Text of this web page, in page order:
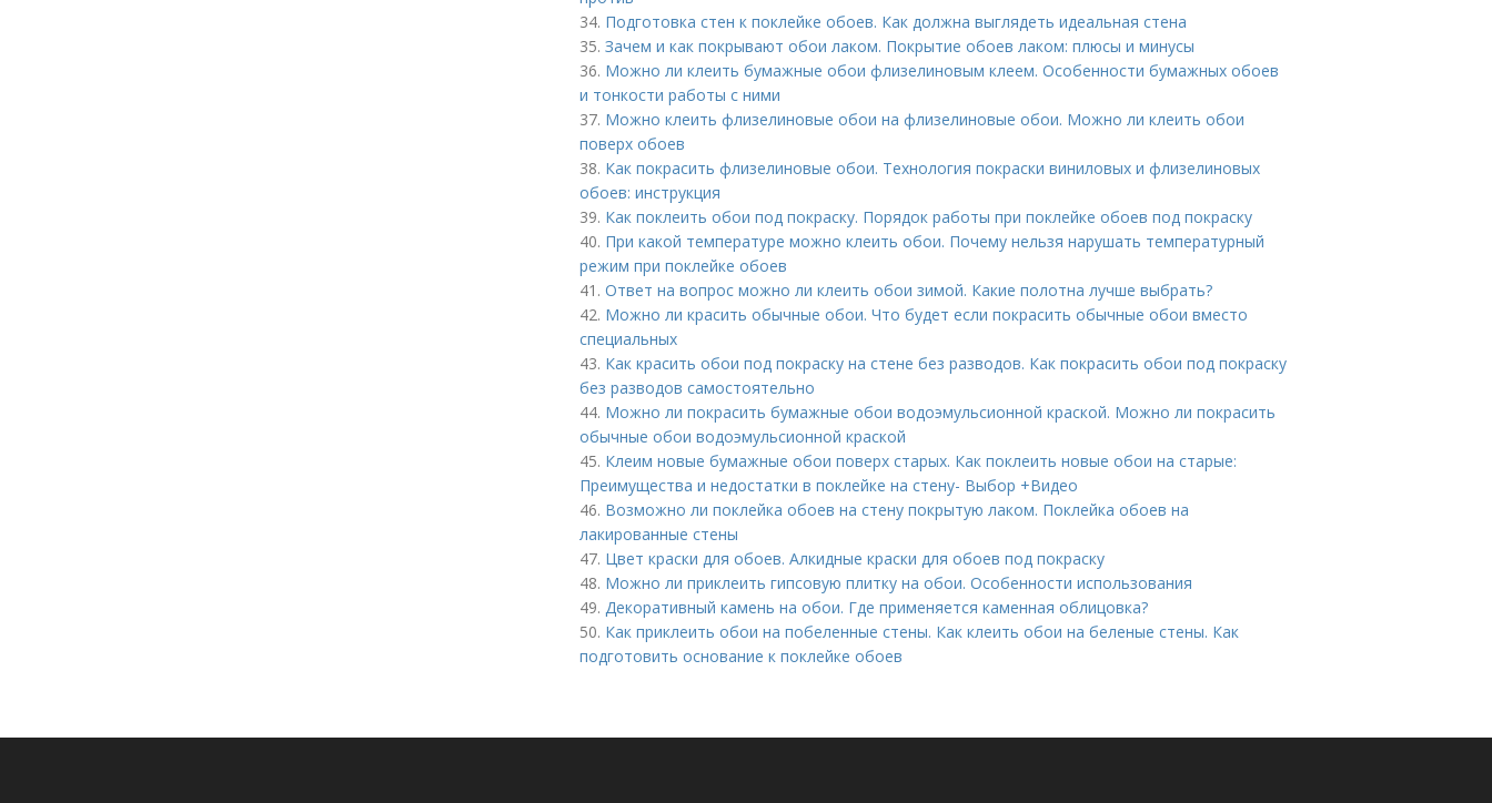
34. Подготовка стен к поклейке обоев. Как должна выглядеть идеальная стена
35. Зачем и как покрывают обои лаком. Покрытие обоев лаком: плюсы и минусы
36. Можно ли клеить бумажные обои флизелиновым клеем. Особенности бумажных обоев
и тонкости работы с ними
37. Можно клеить флизелиновые обои на флизелиновые обои. Можно ли клеить обои
поверх обоев
38. Как покрасить флизелиновые обои. Технология покраски виниловых и флизелиновых
обоев: инструкция
39. Как поклеить обои под покраску. Порядок работы при поклейке обоев под покраску
40. При какой температуре можно клеить обои. Почему нельзя нарушать температурный
режим при поклейке обоев
41. Ответ на вопрос можно ли клеить обои зимой. Какие полотна лучше выбрать?
42. Можно ли красить обычные обои. Что будет если покрасить обычные обои вместо
специальных
43. Как красить обои под покраску на стене без разводов. Как покрасить обои под покраску
без разводов самостоятельно
44. Можно ли покрасить бумажные обои водоэмульсионной краской. Можно ли покрасить
обычные обои водоэмульсионной краской
45. Клеим новые бумажные обои поверх старых. Как поклеить новые обои на старые:
Преимущества и недостатки в поклейке на стену- Выбор +Видео
46. Возможно ли поклейка обоев на стену покрытую лаком. Поклейка обоев на
лакированные стены
47. Цвет краски для обоев. Алкидные краски для обоев под покраску
48. Можно ли приклеить гипсовую плитку на обои. Особенности использования
49. Декоративный камень на обои. Где применяется каменная облицовка?
50. Как приклеить обои на побеленные стены. Как клеить обои на беленые стены. Как
подготовить основание к поклейке обоев